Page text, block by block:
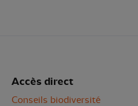
Accès direct
Conseils biodiversité